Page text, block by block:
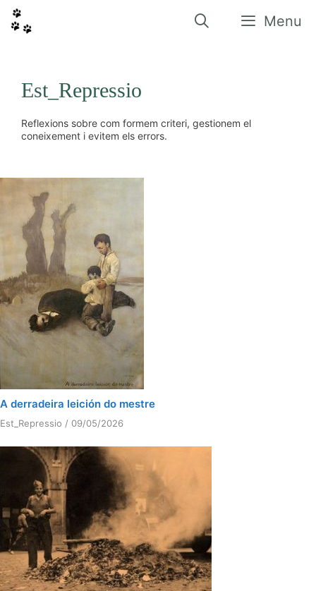
contingut
Menu
Est_Repressio
Reflexions sobre com formem criteri, gestionem el
coneixement i evitem els errors.
A derradeira leición do mestre
Est_Repressio / 09/05/2026